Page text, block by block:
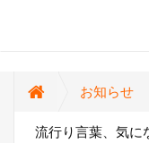
お知らせ
流行り言葉、気に